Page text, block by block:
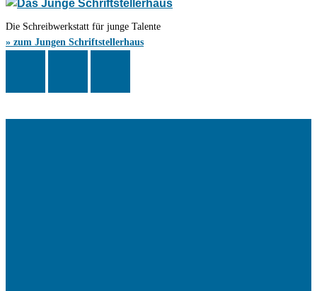
Die Schreibwerkstatt für junge Talente
» zum Jungen Schriftstellerhaus